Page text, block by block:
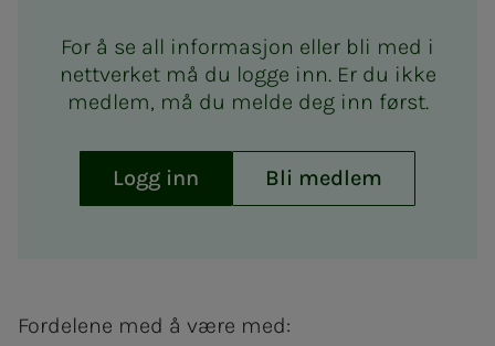
For å se all informasjon eller bli med i
nettverket må du logge inn. Er du ikke
medlem, må du melde deg inn først.
Logg inn Bli medlem
Fordelene med å være med: